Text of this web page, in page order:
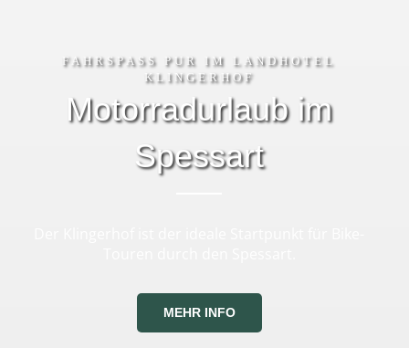
FAHRSPASS PUR IM LANDHOTEL
KLINGERHOF
Motorradurlaub im
Spessart
MEHR INFO